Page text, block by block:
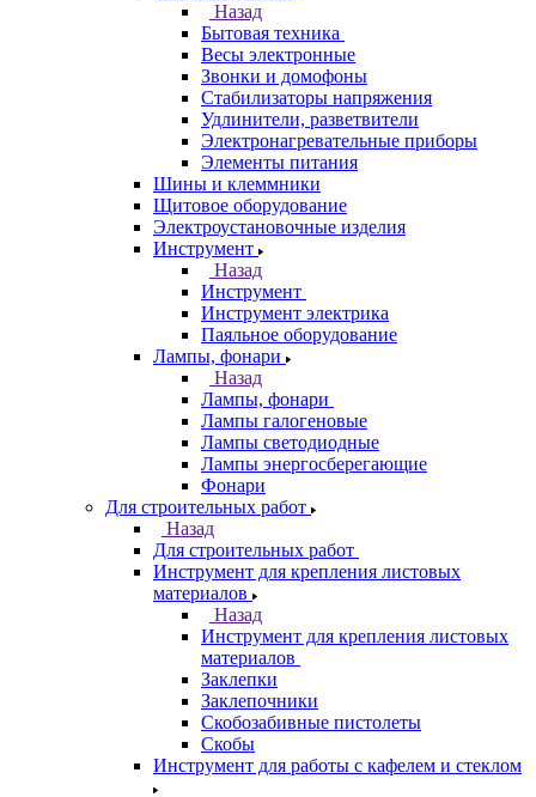
Назад
Бытовая техника
Весы электронные
Звонки и домофоны
Стабилизаторы напряжения
Удлинители, разветвители
Электронагревательные приборы
Элементы питания
Шины и клеммники
Щитовое оборудование
Электроустановочные изделия
Инструмент
Назад
Инструмент
Инструмент электрика
Паяльное оборудование
Лампы, фонари
Назад
Лампы, фонари
Лампы галогеновые
Лампы светодиодные
Лампы энергосберегающие
Фонари
Для строительных работ
Назад
Для строительных работ
Инструмент для крепления листовых
материалов
Назад
Инструмент для крепления листовых
материалов
Заклепки
Заклепочники
Скобозабивные пистолеты
Скобы
Инструмент для работы с кафелем и стеклом